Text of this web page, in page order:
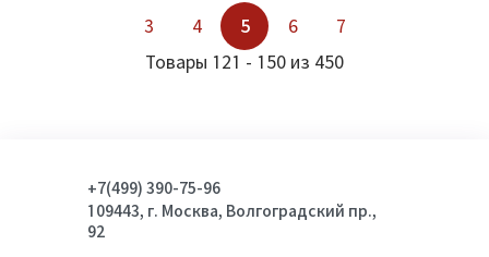
3 4 5 6
7
Товары 121 - 150 из 450
+7(499) 390-75-96
109443, г. Москва, Волгоградский пр.,
92